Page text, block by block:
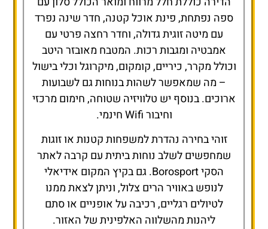
ספה נפתחת, פינת אוכל קטנה, חדר שינה נפרד
עם מיטה זוגית גדולה, וחדר רחצה פרטי עם
אמבטיה ומגבות רכות. המטבח מאובזר היטב
וכולל מקרר, כיריים, קומקום, מיקרוגל וכלי בישול
– מה שמאפשר לשהות בנוחות גם לשבועות
ארוכים. בנוסף יש טלוויזיה שטוחה, חימום מרכזי
וחיבור Wifi חינמי.
זוהי בחירה נהדרת למשפחות קטנות או זוגות
שמחפשים לשלב נוחות ביתית עם קרבה לאתר
הסקי Borosport. גם בקיץ המקום אידיאלי
לנופש באוויר הרים צלול, וניתן לצאת ממנו
לטיולים רגליים, רכיבה על אופניים או סתם
ליהנות מהשלווה האלפינית של האזור.